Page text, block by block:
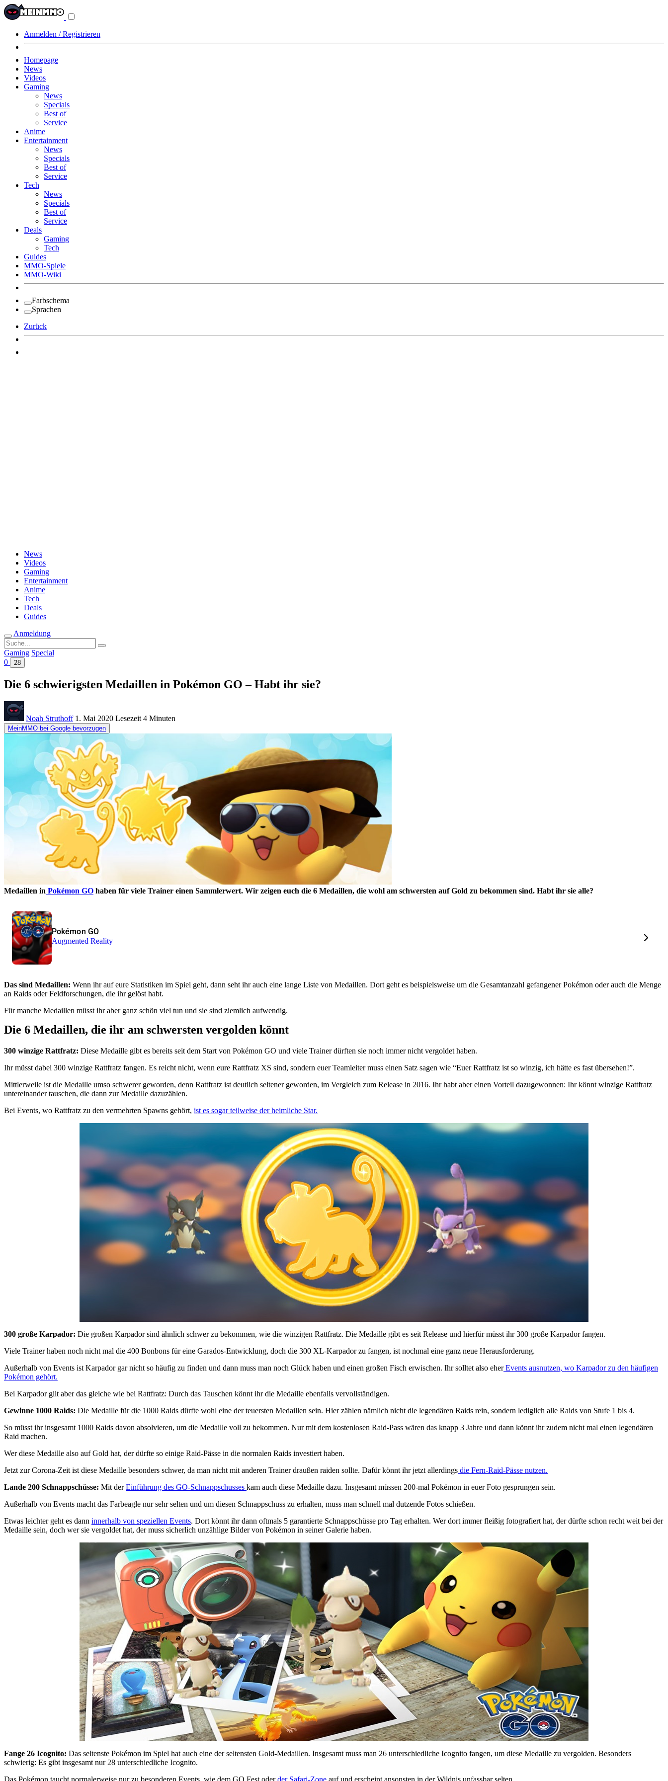
Anmelden / Registrieren
Homepage
News
Videos
Gaming
News
Specials
Best of
Service
Anime
Entertainment
News
Specials
Best of
Service
Tech
News
Specials
Best of
Service
Deals
Gaming
Tech
Guides
MMO-Spiele
MMO-Wiki
Farbschema
Sprachen
Zurück
News
Videos
Gaming
Entertainment
Anime
Tech
Deals
Guides
Anmeldung
Suche
nach:
Gaming Special
0
28
Die 6 schwierigsten Medaillen in Pokémon GO – Habt ihr sie?
Noah Struthoff 1. Mai 2020 Lesezeit 4 Minuten
MeinMMO bei Google bevorzugen
Medaillen in Pokémon GO haben für viele Trainer einen Sammlerwert. Wir zeigen euch die 6 Medaillen, die wohl am schwersten auf Gold zu bekommen sind. Habt ihr sie alle?
Pokémon GO
Augmented Reality
Das sind Medaillen: Wenn ihr auf eure Statistiken im Spiel geht, dann seht ihr auch eine lange Liste von Medaillen. Dort geht es beispielsweise um die Gesamtanzahl gefangener Pokémon oder auch die Menge
an Raids oder Feldforschungen, die ihr gelöst habt.
Für manche Medaillen müsst ihr aber ganz schön viel tun und sie sind ziemlich aufwendig.
Die 6 Medaillen, die ihr am schwersten vergolden könnt
300 winzige Rattfratz: Diese Medaille gibt es bereits seit dem Start von Pokémon GO und viele Trainer dürften sie noch immer nicht vergoldet haben.
Ihr müsst dabei 300 winzige Rattfratz fangen. Es reicht nicht, wenn eure Rattfratz XS sind, sondern euer Teamleiter muss einen Satz sagen wie “Euer Rattfratz ist so winzig, ich hätte es fast übersehen!”.
Mittlerweile ist die Medaille umso schwerer geworden, denn Rattfratz ist deutlich seltener geworden, im Vergleich zum Release in 2016. Ihr habt aber einen Vorteil dazugewonnen: Ihr könnt winzige Rattfratz
untereinander tauschen, die dann zur Medaille dazuzählen.
Bei Events, wo Rattfratz zu den vermehrten Spawns gehört, ist es sogar teilweise der heimliche Star.
300 große Karpador: Die großen Karpador sind ähnlich schwer zu bekommen, wie die winzigen Rattfratz. Die Medaille gibt es seit Release und hierfür müsst ihr 300 große Karpador fangen.
Viele Trainer haben noch nicht mal die 400 Bonbons für eine Garados-Entwicklung, doch die 300 XL-Karpador zu fangen, ist nochmal eine ganz neue Herausforderung.
Außerhalb von Events ist Karpador gar nicht so häufig zu finden und dann muss man noch Glück haben und einen großen Fisch erwischen. Ihr solltet also eherEvents ausnutzen, wo Karpador zu den häufigen
Pokémon gehört.
Bei Karpador gilt aber das gleiche wie bei Rattfratz: Durch das Tauschen könnt ihr die Medaille ebenfalls vervollständigen.
Gewinne 1000 Raids: Die Medaille für die 1000 Raids dürfte wohl eine der teuersten Medaillen sein. Hier zählen nämlich nicht die legendären Raids rein, sondern lediglich alle Raids von Stufe 1 bis 4.
So müsst ihr insgesamt 1000 Raids davon absolvieren, um die Medaille voll zu bekommen. Nur mit dem kostenlosen Raid-Pass wären das knapp 3 Jahre und dann könnt ihr zudem nicht mal einen legendären
Raid machen.
Wer diese Medaille also auf Gold hat, der dürfte so einige Raid-Pässe in die normalen Raids investiert haben.
Jetzt zur Corona-Zeit ist diese Medaille besonders schwer, da man nicht mit anderen Trainer draußen raiden sollte. Dafür könnt ihr jetzt allerdings die Fern-Raid-Pässe nutzen.
Lande 200 Schnappschüsse: Mit derEinführung des GO-Schnappschusses kam auch diese Medaille dazu. Insgesamt müssen 200-mal Pokémon in euer Foto gesprungen sein.
Außerhalb von Events macht das Farbeagle nur sehr selten und um diesen Schnappschuss zu erhalten, muss man schnell mal dutzende Fotos schießen.
Etwas leichter geht es dann innerhalb von speziellen Events. Dort könnt ihr dann oftmals 5 garantierte Schnappschüsse pro Tag erhalten. Wer dort immer fleißig fotografiert hat, der dürfte schon recht weit bei der
Medaille sein, doch wer sie vergoldet hat, der muss sicherlich unzählige Bilder von Pokémon in seiner Galerie haben.
Fange 26 Icognito: Das seltenste Pokémon im Spiel hat auch eine der seltensten Gold-Medaillen. Insgesamt muss man 26 unterschiedliche Icognito fangen, um diese Medaille zu vergolden. Besonders
schwierig: Es gibt insgesamt nur 28 unterschiedliche Icognito.
Das Pokémon taucht normalerweise nur zu besonderen Events, wie dem GO Fest oderder Safari-Zone auf und erscheint ansonsten in der Wildnis unfassbar selten.